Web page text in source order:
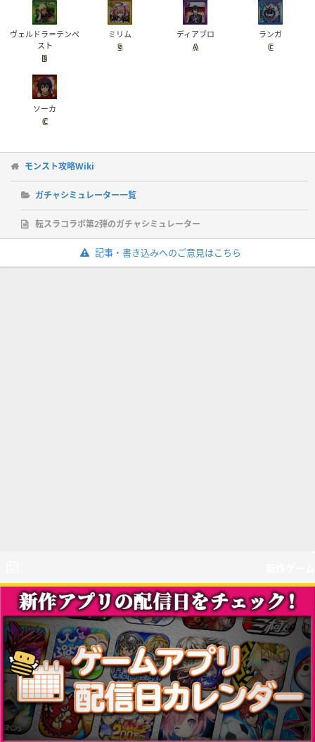
ヴェルドラ＝テンペ
スト
B
ミリム
S
ディアブロ
A
ランガ
C
ソーカ
C
モンスト攻略Wiki
ガチャシミュレーター一覧
転スラコラボ第2弾のガチャシミュレーター
記事・書き込みへのご意見はこちら